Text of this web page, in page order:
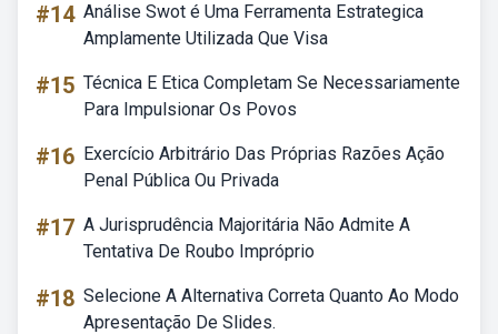
#14 Análise Swot é Uma Ferramenta Estrategica
Amplamente Utilizada Que Visa
#15 Técnica E Etica Completam Se Necessariamente
Para Impulsionar Os Povos
#16 Exercício Arbitrário Das Próprias Razões Ação
Penal Pública Ou Privada
#17 A Jurisprudência Majoritária Não Admite A
Tentativa De Roubo Impróprio
#18 Selecione A Alternativa Correta Quanto Ao Modo
Apresentação De Slides.